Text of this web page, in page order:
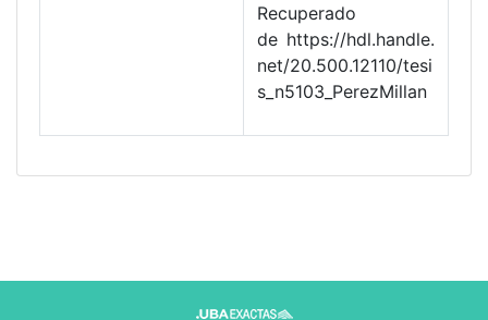
Recuperado
de https://hdl.handle.
net/20.500.12110/tesi
s_n5103_PerezMillan